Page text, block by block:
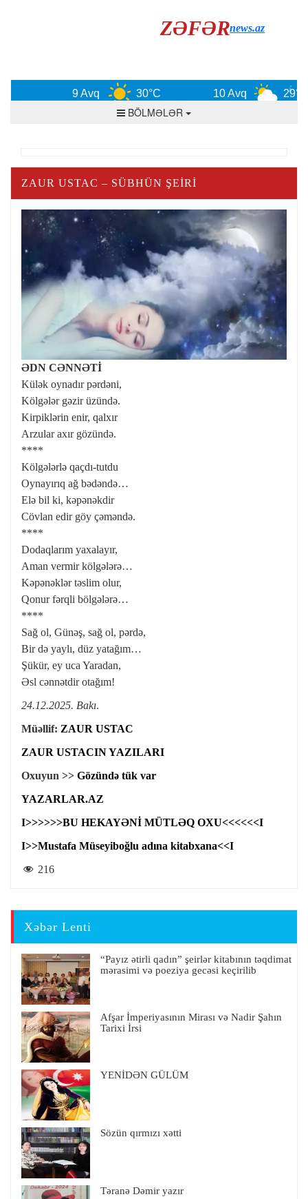
ZƏFƏRnews.az
9 Avq 30°C 10 Avq 29°C
BÖLMƏLƏR
ZAUR USTAC – SÜBHÜN ŞEIRI
ƏDN CƏNNƏTİ
Külək oynadır pərdəni,
Kölgələr gəzir üzündə.
Kirpiklərin enir, qalxır
Arzular axır gözündə.
****
Kölgələrlə qaçdı-tutdu
Oynayırıq ağ bədəndə…
Elə bil ki, kəpənəkdir
Cövlan edir göy çəməndə.
****
Dodaqlarım yaxalayır,
Aman vermir kölgələrə…
Kəpənəklər təslim olur,
Qonur fərqli bölgələrə…
****
Sağ ol, Günəş, sağ ol, pərdə,
Bir də yaylı, düz yatağım…
Şükür, ey uca Yaradan,
Əsl cənnətdir otağım!
24.12.2025. Bakı.
Müəllif: ZAUR USTAC
ZAUR USTACIN YAZILARI
Oxuyun >> Gözündə tük var
YAZARLAR.AZ
I>>>>>>BU HEKAYƏNİ MÜTLƏQ OXU<<<<<<I
I>>Mustafa Müseyiboğlu adına kitabxana<<I
216
Xəbər Lenti
“Payız ətirli qadın” şeirlər kitabının təqdimat
mərasimi və poeziya gecəsi keçirilib
Afşar İmperiyasının Mirası və Nadir Şahın
Tarixi İrsi
YENİDƏN GÜLÜM
Sözün qırmızı xətti
Təranə Dəmir yazır